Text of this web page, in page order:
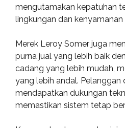
mengutamakan kepatuhan
lingkungan dan kenyamanan
Merek Leroy Somer juga
purna jual yang lebih baik
cadang yang lebih mudah,
yang lebih andal.
mendapatkan dukungan
memastikan sistem tetap